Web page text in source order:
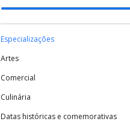
Especializações
Artes
Comercial
Culinária
Datas históricas e comemorativas